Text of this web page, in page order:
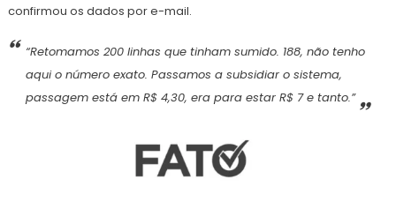
confirmou os dados por e-mail.
“Retomamos 200 linhas que tinham sumido. 188, não tenho
aqui o número exato. Passamos a subsidiar o sistema,
passagem está em R$ 4,30, era para estar R$ 7 e tanto.”